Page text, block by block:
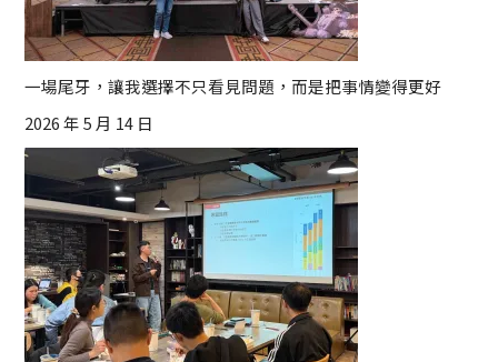
一場尾牙，讓我選擇不只看見問題，而是把事情變得更好
2026 年 5 月 14 日